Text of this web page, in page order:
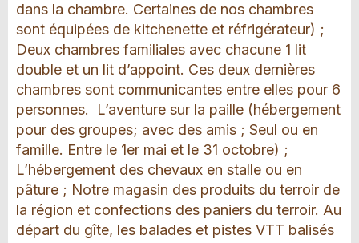
dans la chambre. Certaines de nos chambres
sont équipées de kitchenette et réfrigérateur) ;
Deux chambres familiales avec chacune 1 lit
double et un lit d’appoint. Ces deux dernières
chambres sont communicantes entre elles pour 6
personnes. L’aventure sur la paille (hébergement
pour des groupes; avec des amis ; Seul ou en
famille. Entre le 1er mai et le 31 octobre) ;
L’hébergement des chevaux en stalle ou en
pâture ; Notre magasin des produits du terroir de
la région et confections des paniers du terroir. Au
départ du gîte, les balades et pistes VTT balisés